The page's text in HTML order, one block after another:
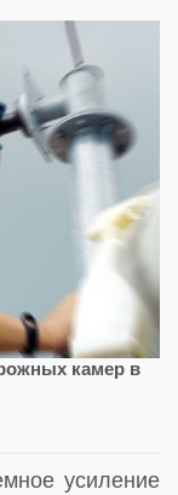
камер в
усиление